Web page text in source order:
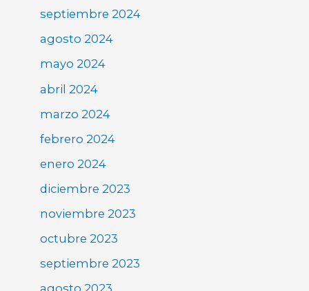
septiembre 2024
agosto 2024
mayo 2024
abril 2024
marzo 2024
febrero 2024
enero 2024
diciembre 2023
noviembre 2023
octubre 2023
septiembre 2023